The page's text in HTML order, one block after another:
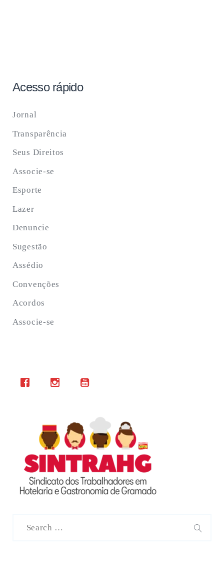
Acesso rápido
Jornal
Transparência
Seus Direitos
Associe-se
Esporte
Lazer
Denuncie
Sugestão
Assédio
Convenções
Acordos
Associe-se